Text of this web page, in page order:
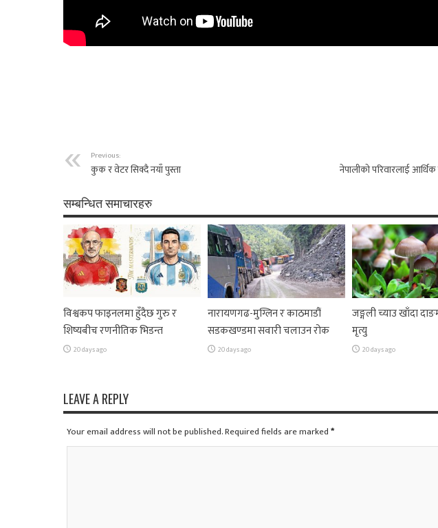
Previous:
कुक र वेटर सिक्दै नयाँ पुस्ता नेपालीको परिवारलाई
सम्बन्धित समाचारहरु
विश्वकप फाइनलमा हुँदैछ गुरु र
शिष्यबीच रणनीतिक भिडन्त
20 days ago
नारायणगढ-मुग्लिन र काठमाडौं
सडकखण्डमा सवारी चलाउन रोक
20 days ago
जङ्गली च्याउ खाँदा
मृत्यु
20 days ago
LEAVE A REPLY
Your email address will not be published. Required fields are marked*